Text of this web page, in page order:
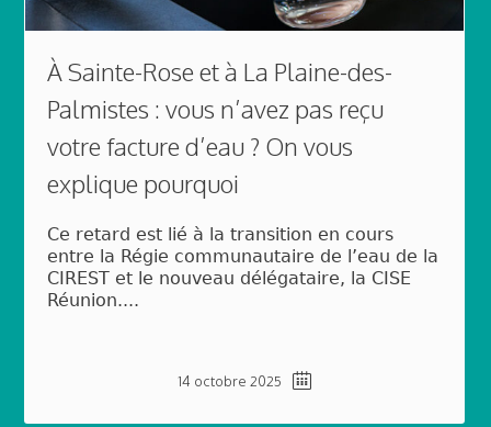
À Sainte-Rose et à La Plaine-des-
Palmistes : vous n’avez pas reçu
votre facture d’eau ? On vous
explique pourquoi
Ce retard est lié à la transition en cours
entre la Régie communautaire de l’eau de la
CIREST et le nouveau délégataire, la CISE
Réunion....
14 octobre 2025